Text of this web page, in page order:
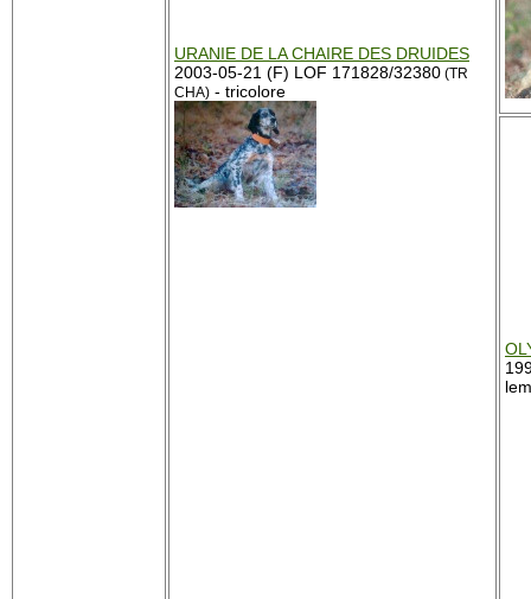
URANIE DE LA CHAIRE DES DRUIDES
2003-05-21 (F) LOF 171828/32380 (TR
CHA) - tricolore